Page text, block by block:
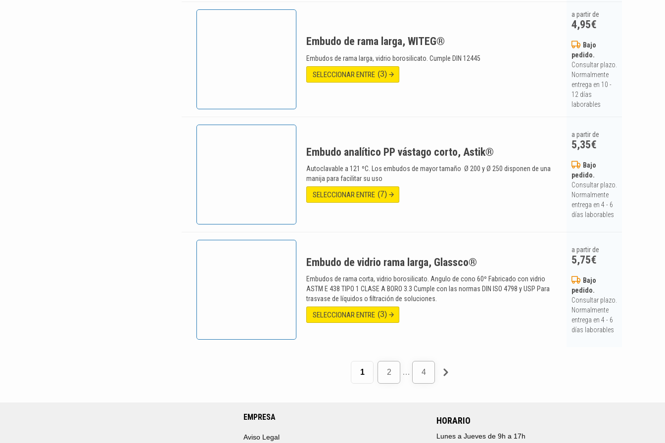
Embudo de rama larga, WITEG®
Embudos de rama larga, vidrio borosilicato. Cumple DIN 12445
SELECCIONAR ENTRE (3)
a partir de
4,95€
Bajo
pedido.
Consultar plazo.
Normalmente
entrega en 10 -
12 días
laborables
Embudo analítico PP vástago corto, Astik®
Autoclavable a 121 ºC. Los embudos de mayor tamaño Ø 200 y Ø 250 disponen de una
manija para facilitar su uso
SELECCIONAR ENTRE (7)
a partir de
5,35€
Bajo
pedido.
Consultar plazo.
Normalmente
entrega en 4 - 6
días laborables
Embudo de vidrio rama larga, Glassco®
Embudos de rama corta, vidrio borosilicato. Angulo de cono 60º Fabricado con vidrio
ASTM E 438 TIPO 1 CLASE A BORO 3.3 Cumple con las normas DIN ISO 4798 y USP Para
trasvase de líquidos o filtración de soluciones.
SELECCIONAR ENTRE (3)
a partir de
5,75€
Bajo
pedido.
Consultar plazo.
Normalmente
entrega en 4 - 6
días laborables
1 2 … 4
EMPRESA
Aviso Legal
HORARIO
Lunes a Jueves de 9h a 17h